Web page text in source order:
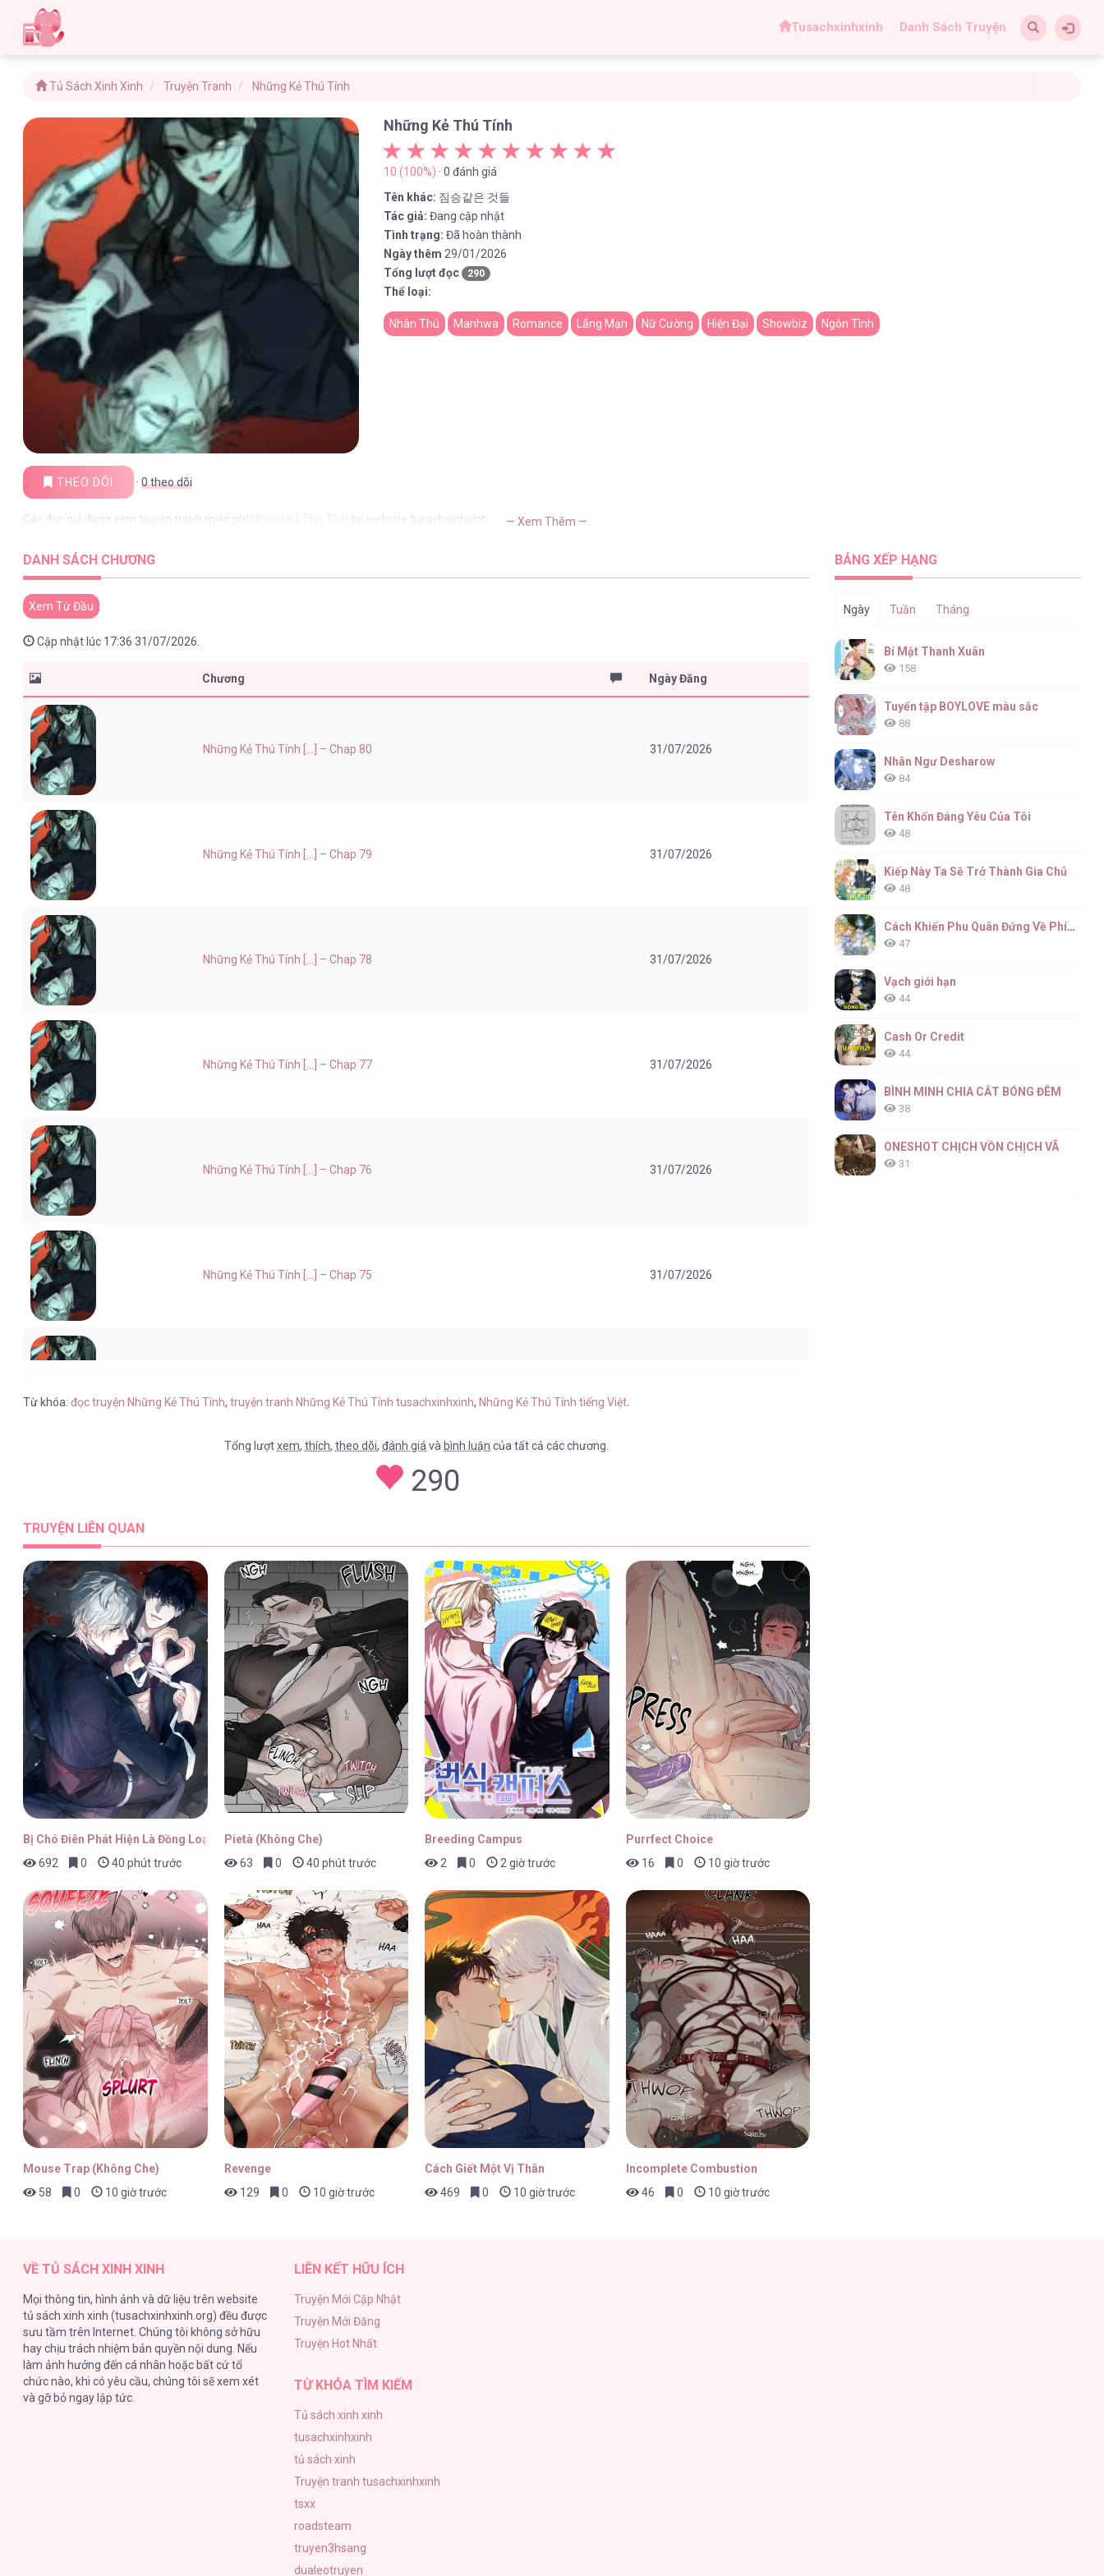
Tusachxinhxinh Danh Sách Truyện
Tủ Sách Xinh Xinh Truyện Tranh Những Kẻ Thú Tính
Những Kẻ Thú Tính
10 (100%) · 0 đánh giá
Tên khác: 짐승같은 것들
Tác giả: Đang cập nhật
Tình trạng: Đã hoàn thành
Ngày thêm 29/01/2026
Tổng lượt đọc
290
Thể loại:
Nhân Thú Manhwa Romance Lãng Mạn Nữ Cường Hiện Đại Showbiz Ngôn Tình
THEO DÕI ·0theo dõi
Các đọc giả đang xem truyện tranh miễn phí Những Kẻ Thú Tính tại website tusachxinhxinh — Xem Thêm —
DANH SÁCH CHƯƠNG
Xem Từ Đầu
Cập nhật lúc 17:36 31/07/2026.
Chương Ngày Đăng
Những Kẻ Thú Tính [...] – Chap 80 31/07/2026
Những Kẻ Thú Tính [...] – Chap 79 31/07/2026
Những Kẻ Thú Tính [...] – Chap 78 31/07/2026
Những Kẻ Thú Tính [...] – Chap 77 31/07/2026
Những Kẻ Thú Tính [...] – Chap 76 31/07/2026
Những Kẻ Thú Tính [...] – Chap 75 31/07/2026
Những Kẻ Thú Tính [...] – Chap 72 31/07/2026
Những Kẻ Thú Tính [...] – Chap 71 31/07/2026
Những Kẻ Thú Tính [...] – Chap 70 31/07/2026
Những Kẻ Thú Tính [...] – Chap 69 31/07/2026
Những Kẻ Thú Tính [...] – Chap 68 31/07/2026
Những Kẻ Thú Tính [...] – Chap 67 31/07/2026
Những Kẻ Thú Tính [...] – Chap 65
Những Kẻ Thú Tính [...] – Chap 64
Từ khóa:đọc truyện Những Kẻ Thú Tính,truyện tranh Những Kẻ Thú Tính tusachxinhxinh,Những Kẻ Thú Tính tiếng Việt
Tổng lượtxem,thích,theo dõi,đánh giá vàbình luận của tất cả các chương.
290
TRUYỆN LIÊN QUAN
Bị Chó Điên Phát Hiện Là Đồng Loại
692
0 40 phút trước
Pietà (Không Che)
63
0 40 phút trước
Breeding Campus
2
0 2 giờ trước
Purrfect Choice
16
0 10 giờ trước
Mouse Trap (Không Che)
58
0 10 giờ trước
Revenge
129
0 10 giờ trước
Cách Giết Một Vị Thân
469
0 10 giờ trước
Incomplete Combustion
46
0 10 giờ trước
BẢNG XẾP HẠNG
Ngày Tuần Tháng
Bí Mật Thanh Xuân
158
Tuyển tập BOYLOVE màu sắc
88
Nhân Ngư Desharow
84
Tên Khốn Đáng Yêu Của Tôi
48
Kiếp Này Ta Sẽ Trở Thành Gia Chủ
48
Cách Khiến Phu Quân Đứng Về Phía Tôi
47
Vạch giới hạn
44
Cash Or Credit
44
BÌNH MINH CHIA CẮT BÓNG ĐÊM
38
ONESHOT CHỊCH VỒN CHỊCH VÃ
31
VỀ TỦ SÁCH XINH XINH
Mọi thông tin, hình ảnh và dữ liệu trên website
tủ sách xinh xinh (tusachxinhxinh.org) đều được
sưu tầm trên Internet. Chúng tôi không sở hữu
hay chịu trách nhiệm bản quyền nội dung. Nếu
làm ảnh hưởng đến cá nhân hoặc bất cứ tổ
chức nào, khi có yêu cầu, chúng tôi sẽ xem xét
và gỡ bỏ ngay lập tức.
LIÊN KẾT HỮU ÍCH
Truyện Mới Cập Nhật
Truyện Mới Đăng
Truyện Hot Nhất
TỪ KHÓA TÌM KIẾM
Tủ sách xinh xinh
tusachxinhxinh
tủ sách xinh
Truyện tranh tusachxinhxinh
tsxx
roadsteam
truyen3hsang
dualeotruyen